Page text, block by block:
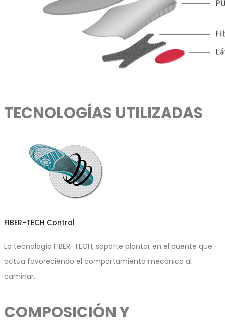
TECNOLOGÍAS UTILIZADAS
FIBER-TECH Control
La tecnología FIBER-TECH, soporte plantar en el puente que
actúa favoreciendo el comportamiento mecánico al
caminar.
COMPOSICIÓN Y